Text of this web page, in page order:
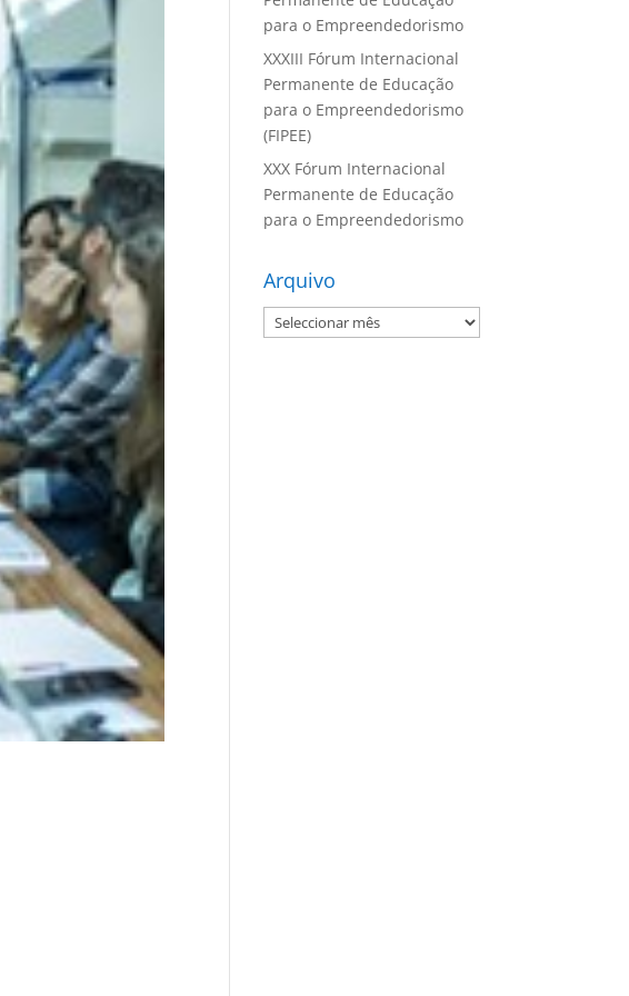
para o Empreendedorismo
XXXIII Fórum Internacional
Permanente de Educação
para o Empreendedorismo
(FIPEE)
XXX Fórum Internacional
Permanente de Educação
para o Empreendedorismo
Arquivo
Arquivo